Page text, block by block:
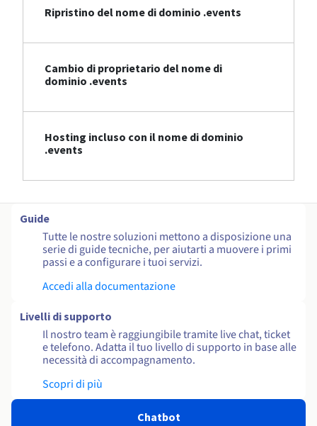
Ripristino del nome di dominio .events
Cambio di proprietario del nome di
dominio .events
Hosting incluso con il nome di dominio
.events
Guide
Tutte le nostre soluzioni mettono a disposizione una
serie di guide tecniche, per aiutarti a muovere i primi
passi e a configurare i tuoi servizi.
Accedi alla documentazione
Livelli di supporto
Il nostro team è raggiungibile tramite live chat, ticket
e telefono. Adatta il tuo livello di supporto in base alle
necessità di accompagnamento.
Scopri di più
Chatbot